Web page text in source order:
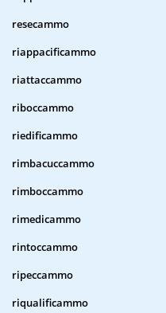
resecammo
riappacificammo
riattaccammo
riboccammo
riedificammo
rimbacuccammo
rimboccammo
rimedicammo
rintoccammo
ripeccammo
riqualificammo